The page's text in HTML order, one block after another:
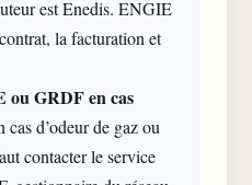
est Enedis. ENGIE
la facturation et
ou GRDF en cas
d’odeur de gaz ou
contacter le service